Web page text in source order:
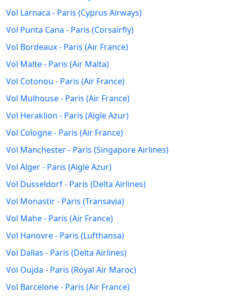
Vol Larnaca - Paris (Cyprus Airways)
Vol Punta Cana - Paris (Corsairfly)
Vol Bordeaux - Paris (Air France)
Vol Malte - Paris (Air Malta)
Vol Cotonou - Paris (Air France)
Vol Mulhouse - Paris (Air France)
Vol Heraklion - Paris (Aigle Azur)
Vol Cologne - Paris (Air France)
Vol Manchester - Paris (Singapore Airlines)
Vol Alger - Paris (Aigle Azur)
Vol Dusseldorf - Paris (Delta Airlines)
Vol Monastir - Paris (Transavia)
Vol Mahe - Paris (Air France)
Vol Hanovre - Paris (Lufthansa)
Vol Dallas - Paris (Delta Airlines)
Vol Oujda - Paris (Royal Air Maroc)
Vol Barcelone - Paris (Air France)